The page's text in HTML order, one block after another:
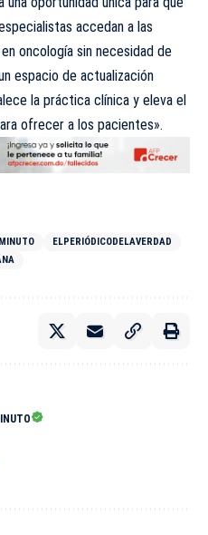
accedan a las
oncología sin necesidad de
espacio de actualización
la práctica clínica y eleva el
ofrecer a los pacientes».
ELPERIÓDICODELAVERDAD